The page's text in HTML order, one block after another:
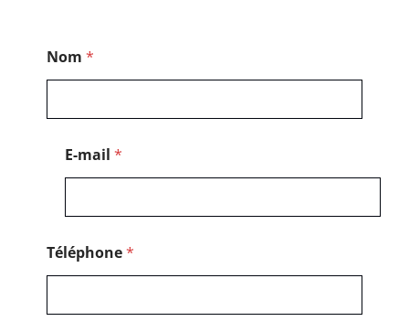
o
d
Nom *
E-mail *
Téléphone*